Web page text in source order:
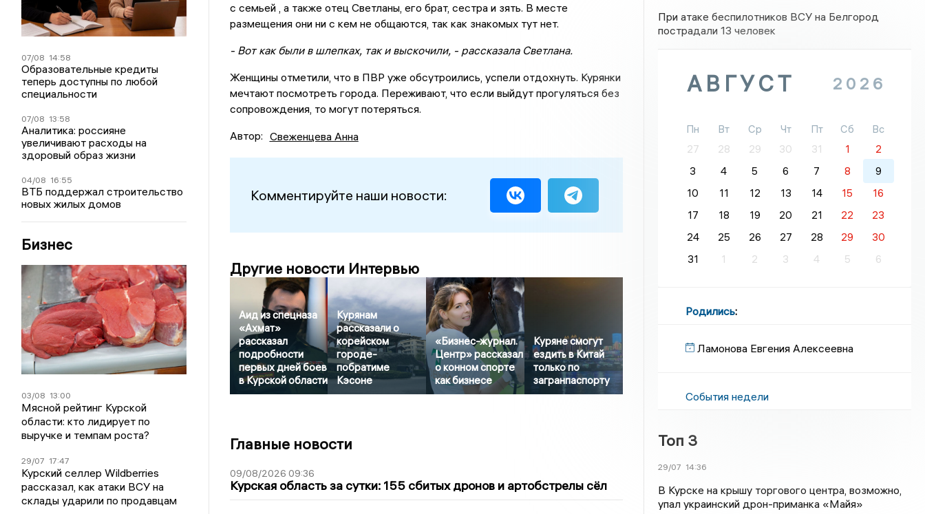
07/08 14:58
Образовательные кредиты
теперь доступны по любой
специальности
07/08 13:58
Аналитика: россияне
увеличивают расходы на
здоровый образ жизни
04/08 16:55
ВТБ поддержал строительство
новых жилых домов
Бизнес
03/08 13:00
Мясной рейтинг Курской
области: кто лидирует по
выручке и темпам роста?
29/07 17:47
Курский селлер Wildberries
рассказал, как атаки ВСУ на
склады ударили по продавцам
с семьей , а также отец Светланы, его брат, сестра и зять. В месте
размещения они ни с кем не общаются, так как знакомых тут нет.
- Вот как были в шлепках, так и выскочили, - рассказала Светлана.
Женщины отметили, что в ПВР уже обсутроились, успели отдохнуть. Курянки
мечтают посмотреть города. Переживают, что если выйдут прогуляться без
сопровождения, то могут потеряться.
Автор: Свеженцева Анна
Комментируйте наши новости:
Другие новости Интервью
Аид из спецназа
«Ахмат»
рассказал
подробности
первых дней боев
в Курской области
Курянам
рассказали о
корейском
городе-
побратиме
Кэсоне
«Бизнес-журнал.
Центр» рассказал
о конном спорте
как бизнесе
Куряне смогут
ездить в Китай
только по
загранпаспорту
Главные новости
09/08/2026 09:36
Курская область за сутки: 155 сбитых дронов и артобстрелы сёл
При атаке беспилотников ВСУ на Белгород
пострадали 13 человек
АВГУСТ 2026
Пн Вт Ср Чт Пт Сб
Вс
27
28 29 30 31 1
2
3
4 5 6 7 8
9
10
11 12 13 14 15
16
17
18 19 20 21 22
23
24
25 26 27 28 29
30
31
1 2 3 4 5 6
Родились:
Ламонова Евгения Алексеевна
События недели
Топ 3
29/07 14:36
В Курске на крышу торгового центра, возможно,
упал украинский дрон-приманка «Майя»